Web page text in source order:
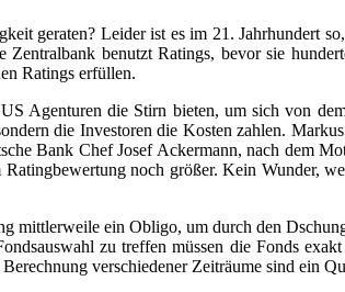
geraten? Leider ist es im 21. Jahrhundert
Zentralbank benutzt Ratings, bevor sie
Ratings erfüllen.
Agenturen die Stirn bieten, um sich von
die Investoren die Kosten zahlen.
Bank Chef Josef Ackermann, nach dem
noch größer. Kein Wunder,
mittlerweile ein Obligo, um durch den
zu treffen müssen die Fonds
verschiedener Zeiträume sind ein